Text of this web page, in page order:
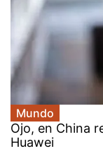
Mundo
Ojo, en China
Huawei